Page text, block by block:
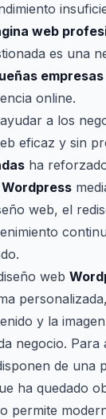
web
es una
empresas
online.
a los
eficaz y sin
ha
Wordpress
web, el
web
y la
negocio. Para
de una
ha quedado
permite